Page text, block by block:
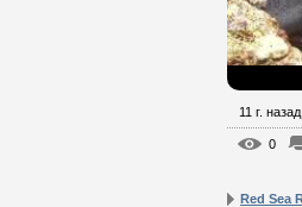
11 г. назад
0
Red Sea